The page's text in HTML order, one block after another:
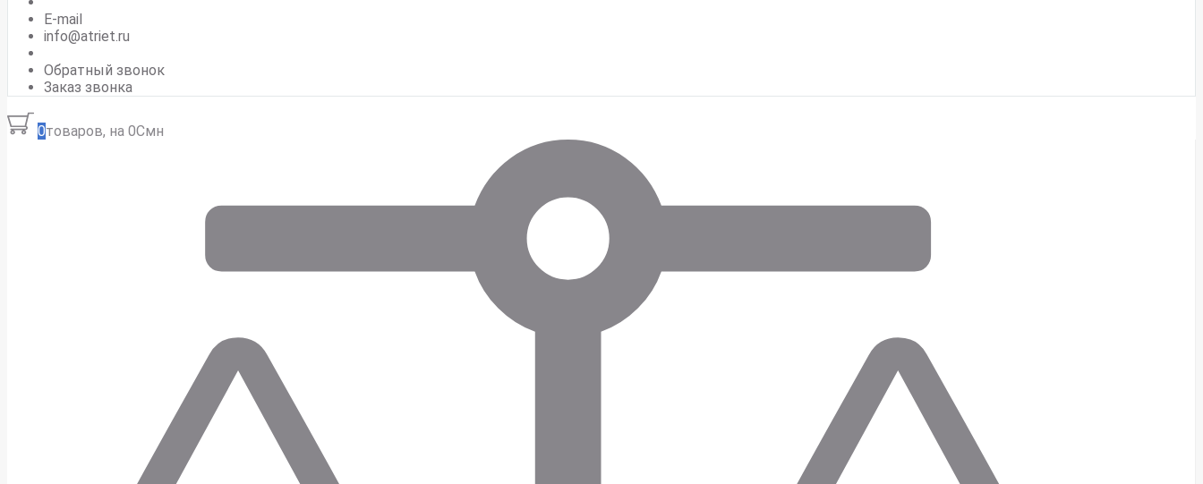
E-mail
info@atriet.ru
Обратный звонок
Заказ звонка
0товаров, на 0Смн